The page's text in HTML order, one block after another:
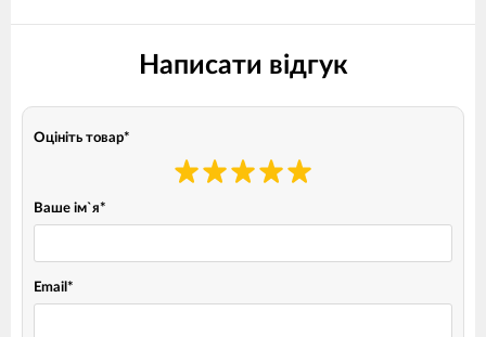
Написати відгук
Оцініть товар*
Ваше ім`я*
Email *